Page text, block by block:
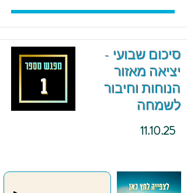
סיכום שבועי -
יציאה מאזור
הנוחות וחיבור
לשמחה
11.10.25